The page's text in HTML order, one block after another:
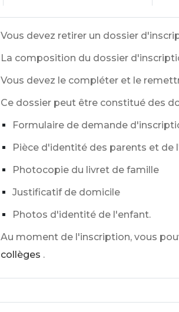
Vous devez retirer un dossier
La composition du dossier
Vous devez le compléter et le
Ce dossier peut être constitué des
Formulaire de demande
Pièce d'identité des parents et de
Photocopie du livret de famille
Justificatif de domicile
Photos d'identité de l'enfant.
Au moment de l'inscription, vous
collèges .